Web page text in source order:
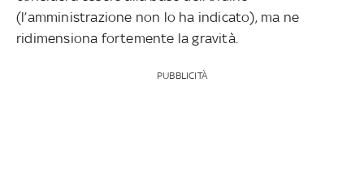
(l’amministrazione non lo ha indicato), ma ne
ridimensiona fortemente la gravità.
PUBBLICITÀ